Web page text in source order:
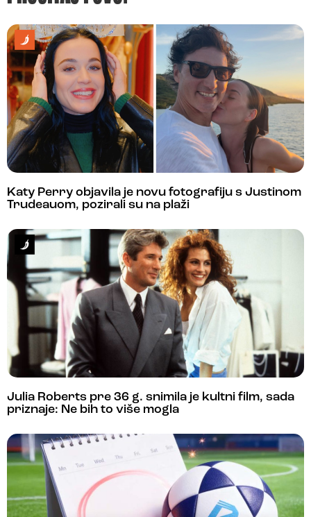
Katy Perry objavila je novu fotografiju s Justinom
Trudeauom, pozirali su na plaži
Julia Roberts pre 36 g. snimila je kultni film, sada
priznaje: Ne bih to više mogla